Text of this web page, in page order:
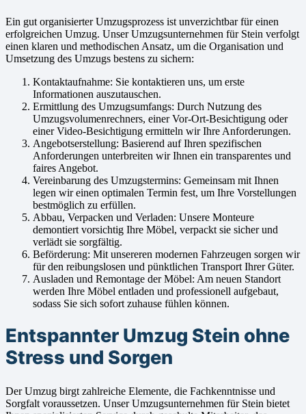
Ein gut organisierter Umzugsprozess ist unverzichtbar für einen
erfolgreichen Umzug. Unser Umzugsunternehmen für Stein verfolgt
einen klaren und methodischen Ansatz, um die Organisation und
Umsetzung des Umzugs bestens zu sichern:
Kontaktaufnahme: Sie kontaktieren uns, um erste
Informationen auszutauschen.
Ermittlung des Umzugsumfangs: Durch Nutzung des
Umzugsvolumenrechners, einer Vor-Ort-Besichtigung oder
einer Video-Besichtigung ermitteln wir Ihre Anforderungen.
Angebotserstellung: Basierend auf Ihren spezifischen
Anforderungen unterbreiten wir Ihnen ein transparentes und
faires Angebot.
Vereinbarung des Umzugstermins: Gemeinsam mit Ihnen
legen wir einen optimalen Termin fest, um Ihre Vorstellungen
bestmöglich zu erfüllen.
Abbau, Verpacken und Verladen: Unsere Monteure
demontiert vorsichtig Ihre Möbel, verpackt sie sicher und
verlädt sie sorgfältig.
Beförderung: Mit unsereren modernen Fahrzeugen sorgen wir
für den reibungslosen und pünktlichen Transport Ihrer Güter.
Ausladen und Remontage der Möbel: Am neuen Standort
werden Ihre Möbel entladen und professionell aufgebaut,
sodass Sie sich sofort zuhause fühlen können.
Entspannter Umzug Stein ohne
Stress und Sorgen
Der Umzug birgt zahlreiche Elemente, die Fachkenntnisse und
Sorgfalt voraussetzen. Unser Umzugsunternehmen für Stein bietet